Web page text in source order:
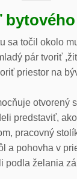
sa točil okolo
pár tvoriť
priestor na
otvorený
predstaviť,
pracovný
a pohovha v
podla želania